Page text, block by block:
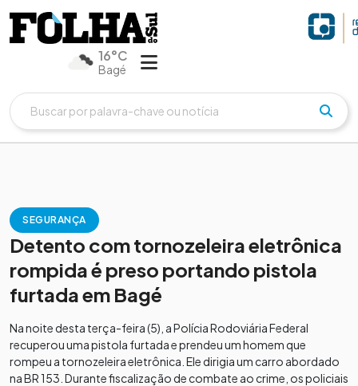
16°C
Bagé
SEGURANÇA
Detento com tornozeleira eletrônica
rompida é preso portando pistola
furtada em Bagé
Na noite desta terça-feira (5), a Polícia Rodoviária Federal
recuperou uma pistola furtada e prendeu um homem que
rompeu a tornozeleira eletrônica. Ele dirigia um carro abordado
na BR 153. Durante fiscalização de combate ao crime, os policiais